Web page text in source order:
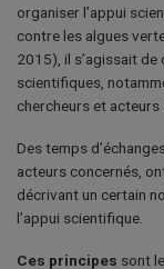
organiser l’appui
contre les algues
2015), il s’agissait de
scientifiques,
chercheurs et acteurs
Des temps
acteurs concernés,
décrivant un certain
l’appui scientifique.
Ces principes sont